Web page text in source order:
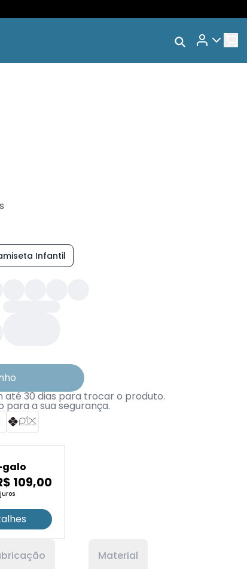
Rastrear Meu
Infantil
30 dias para trocar o produto.
para a sua segurança.
galo
109,00
Material